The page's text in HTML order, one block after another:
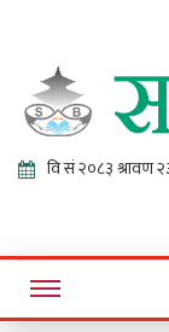
Online News Portal